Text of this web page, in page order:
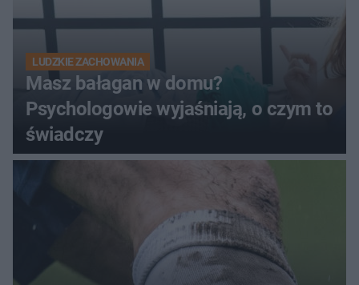
LUDZKIE ZACHOWANIA
Masz bałagan w domu?
Psychologowie wyjaśniają, o czym to
świadczy